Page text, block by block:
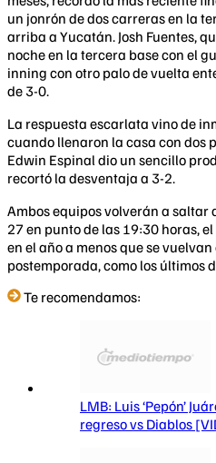
un jonrón de dos carreras en la
arriba a Yucatán. Josh Fuentes,
noche en la tercera base con el
inning con otro palo de vuelta
de 3-0.
La respuesta escarlata vino de
cuando llenaron la casa con dos
Edwin Espinal dio un sencillo
recortó la desventaja a 3-2.
Ambos equipos volverán a saltar
27 en punto de las 19:30 horas,
en el año a menos que se
postemporada, como los últimos
Te recomendamos:
LMB: Luis ‘Pepón’
regreso vs Diablos